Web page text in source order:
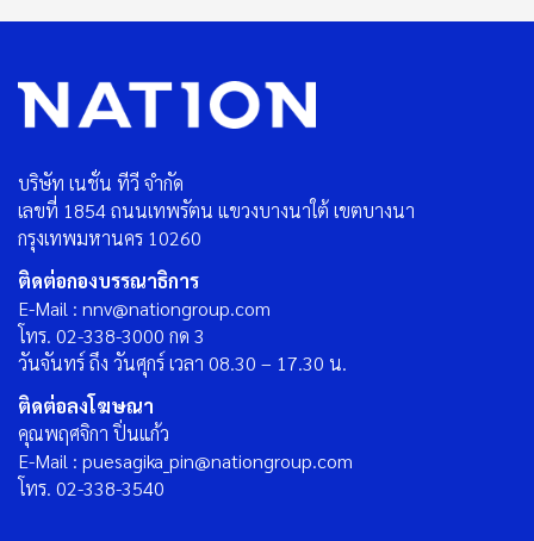
บริษัท เนชั่น ทีวี จำกัด
เลขที่ 1854 ถนนเทพรัตน แขวงบางนาใต้ เขตบางนา
กรุงเทพมหานคร 10260
ติดต่อกองบรรณาธิการ
E-Mail : nnv@nationgroup.com
โทร. 02-338-3000 กด 3
วันจันทร์ ถึง วันศุกร์ เวลา 08.30 – 17.30 น.
ติดต่อลงโฆษณา
คุณพฤศจิกา ปิ่นแก้ว
E-Mail : puesagika_pin@nationgroup.com
โทร. 02-338-3540